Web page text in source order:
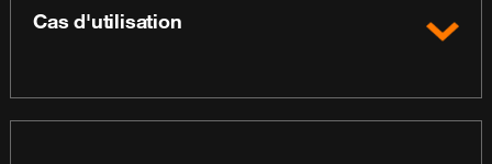
Cas d'utilisation